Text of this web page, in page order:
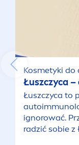
Kosmetyki do
Łuszczyca
Łuszczyca to
ignorować.
radzić sobie z